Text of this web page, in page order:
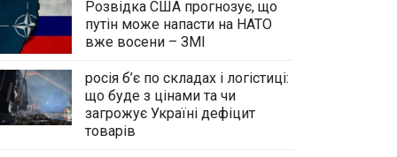
Розвідка США прогнозує, що
путін може напасти на НАТО
вже восени – ЗМІ
росія б’є по складах і логістиці:
що буде з цінами та чи
загрожує Україні дефіцит
товарів